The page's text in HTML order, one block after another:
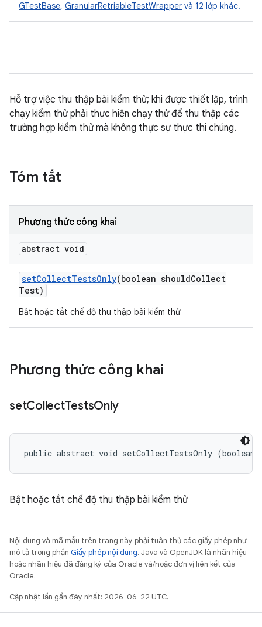
GTestBase, GranularRetriableTestWrapper và 12 lớp khác.
Hỗ trợ việc thu thập bài kiểm thử; khi được thiết lập, trình
chạy kiểm thử phải thực hiện chạy thử để thu thập các
trường hợp kiểm thử mà không thực sự thực thi chúng.
Tóm tắt
Phương thức công khai
abstract void
setCollectTestsOnly(boolean shouldCollect
Test)
Bật hoặc tắt chế độ thu thập bài kiểm thử
Phương thức công khai
setCollectTestsOnly
public abstract void setCollectTestsOnly (boolean
Bật hoặc tắt chế độ thu thập bài kiểm thử
Nội dung và mã mẫu trên trang này phải tuân thủ các giấy phép như
mô tả trong phần Giấy phép nội dung. Java và OpenJDK là nhãn hiệu
hoặc nhãn hiệu đã đăng ký của Oracle và/hoặc đơn vị liên kết của
Oracle.
Cập nhật lần gần đây nhất: 2026-06-22 UTC.